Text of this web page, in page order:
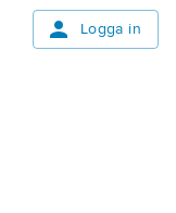
Logga in